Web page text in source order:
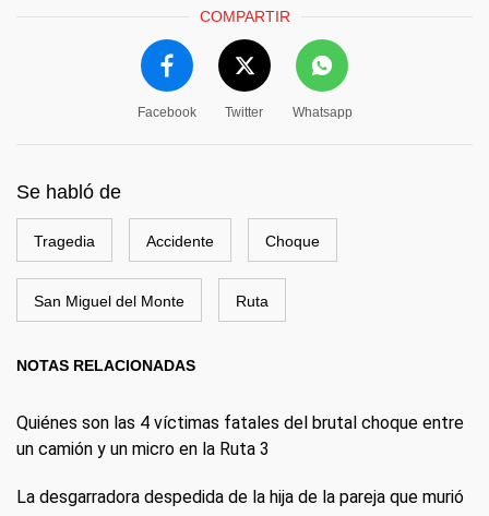
COMPARTIR
Facebook Twitter Whatsapp
Se habló de
Tragedia Accidente Choque
San Miguel del Monte Ruta
NOTAS RELACIONADAS
Quiénes son las 4 víctimas fatales del brutal choque entre
un camión y un micro en la Ruta 3
La desgarradora despedida de la hija de la pareja que murió